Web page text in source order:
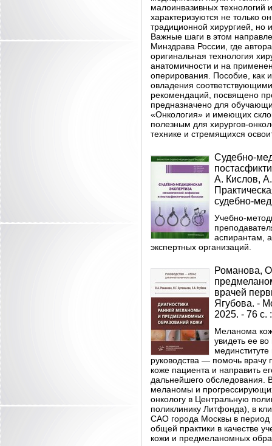
малоинвазивных технологий
характеризуются не только
традиционной хирургией,
Важные шаги в этом
Минздрава России, где
оригинальная технология
анатомичности и на
оперирования. Пособие, как
овладения
рекомендаций, посвящено
предназначено для
«Онкология» и имеющих
полезным для хирургов-
технике и стремящихся
Судебно-
А. Кислов,
судебно-
Учебно-
аспирантам,
экспертных организаций.
Романова,
врачей
Ягубова. -
2025. - 76 с.
Меланома
увидеть ее
руководства — помочь врачу
коже пациента и направить
дальнейшего обследования.
меланомы и
онкологу в Центральную
поликлинику Литфонда), в
САО города Москвы в период
общей практики в качестве
кожи и предмеланомных